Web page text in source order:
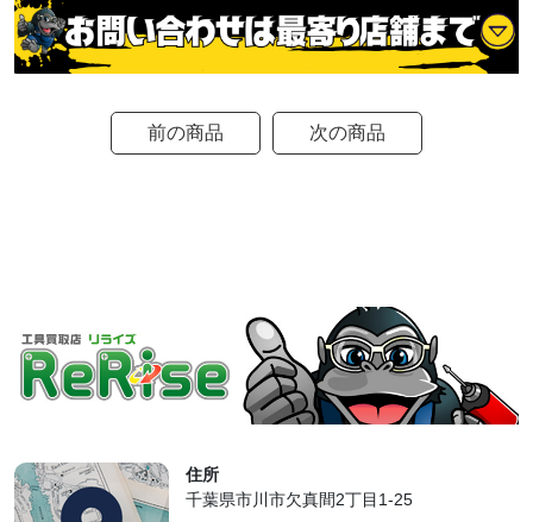
前の商品 次の商品
住所
千葉県市川市欠真間2丁目1-25